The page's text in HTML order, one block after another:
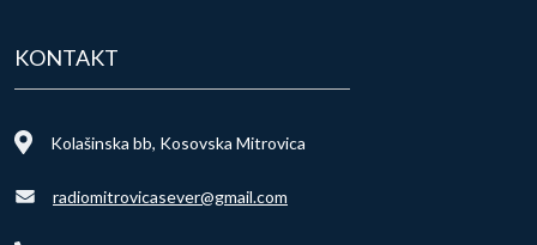
KONTAKT
Kolašinska bb, Kosovska Mitrovica
radiomitrovicasever@gmail.com